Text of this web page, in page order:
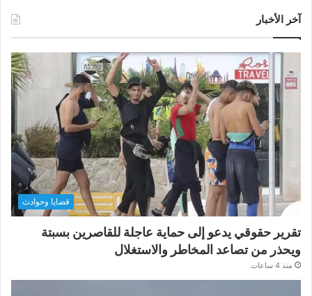
آخر الأخبار
قضايا وحوادث
تقرير حقوقي يدعو إلى حماية عاجلة للقاصرين بسبتة
ويحذر من تصاعد المخاطر والاستغلال
منذ 4 ساعات